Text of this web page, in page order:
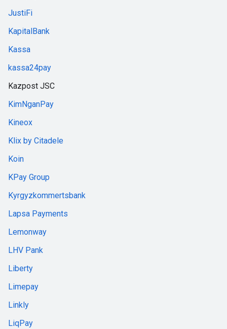
JustiFi
KapitalBank
Kassa
kassa24pay
Kazpost JSC
KimNganPay
Kineox
Klix by Citadele
Koin
KPay Group
Kyrgyzkommertsbank
Lapsa Payments
Lemonway
LHV Pank
Liberty
Limepay
Linkly
LiqPay